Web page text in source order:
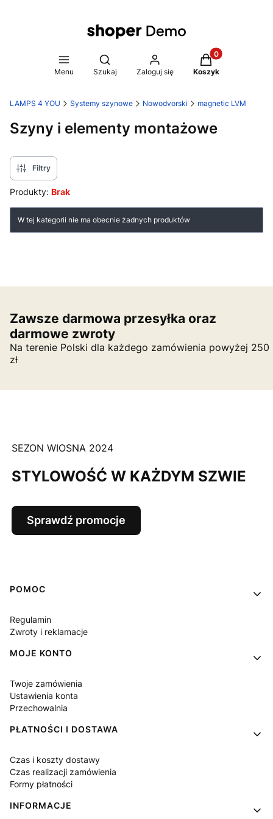
Menu
Otwórz wyszukiwarkę
Szukaj Zaloguj się
Produkty w
Koszyk
LAMPS 4 YOU Systemy szynowe Nowodvorski magnetic LVM
Szyny i elementy montażowe
Filtry
Produkty: Brak
Lista produktów
W tej kategorii nie ma obecnie żadnych produktów
Zawsze darmowa przesyłka oraz
darmowe zwroty
Na terenie Polski dla każdego zamówienia powyżej 250
zł
SEZON WIOSNA 2024
STYLOWOŚĆ W KAŻDYM SZWIE
Sprawdź promocje
Linki w stopce
POMOC
Regulamin
Zwroty i reklamacje
MOJE KONTO
Twoje zamówienia
Ustawienia konta
Przechowalnia
PŁATNOŚCI I DOSTAWA
Czas i koszty dostawy
Czas realizacji zamówienia
Formy płatności
INFORMACJE